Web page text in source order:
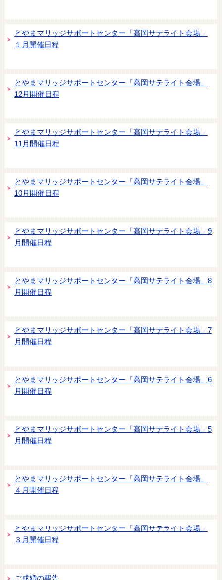
とやまマリッジサポートセンター「高岡サテライト会場」
１月開催日程
とやまマリッジサポートセンター「高岡サテライト会場」
12月開催日程
とやまマリッジサポートセンター「高岡サテライト会場」
11月開催日程
とやまマリッジサポートセンター「高岡サテライト会場」
10月開催日程
とやまマリッジサポートセンター「高岡サテライト会場」9
月開催日程
とやまマリッジサポートセンター「高岡サテライト会場」8
月開催日程
とやまマリッジサポートセンター「高岡サテライト会場」7
月開催日程
とやまマリッジサポートセンター「高岡サテライト会場」6
月開催日程
とやまマリッジサポートセンター「高岡サテライト会場」5
月開催日程
とやまマリッジサポートセンター「高岡サテライト会場」
４月開催日程
とやまマリッジサポートセンター「高岡サテライト会場」
３月開催日程
ご成婚の報告